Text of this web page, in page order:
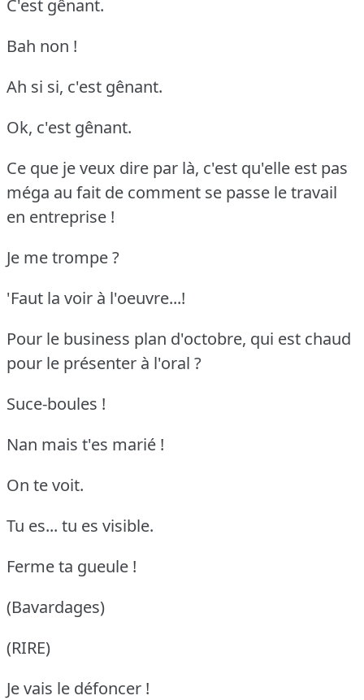
C'est gênant.
Bah non !
Ah si si, c'est gênant.
Ok, c'est gênant.
Ce que je veux dire par là, c'est qu'elle est pas
méga au fait de comment se passe le travail
en entreprise !
Je me trompe ?
'Faut la voir à l'oeuvre...!
Pour le business plan d'octobre, qui est chaud
pour le présenter à l'oral ?
Suce-boules !
Nan mais t'es marié !
On te voit.
Tu es... tu es visible.
Ferme ta gueule !
(Bavardages)
(RIRE)
Je vais le défoncer !